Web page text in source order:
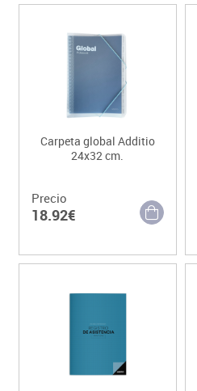
Carpeta global Additio
24x32 cm.
Precio
18.92€